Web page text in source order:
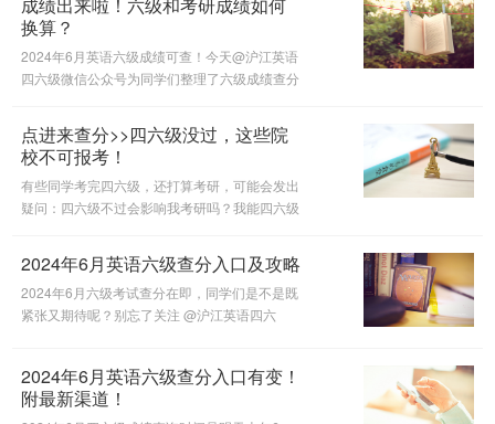
查询入口，一起来看看吧。
换算？
2024年6月英语六级成绩可查！今天@沪江英语
四六级微信公众号为同学们整理了六级成绩查分
点进来查分>>四六级没过，这些院
校不可报考！
有些同学考完四六级，还打算考研，可能会发出
疑问：四六级不过会影响我考研吗？我能四六级
微信公众号为大家做出解答。
2024年6月英语六级查分入口及攻略
2024年6月六级考试查分在即，同学们是不是既
紧张又期待呢？别忘了关注 @沪江英语四六
2024年6月英语六级查分入口有变！
附最新渠道！